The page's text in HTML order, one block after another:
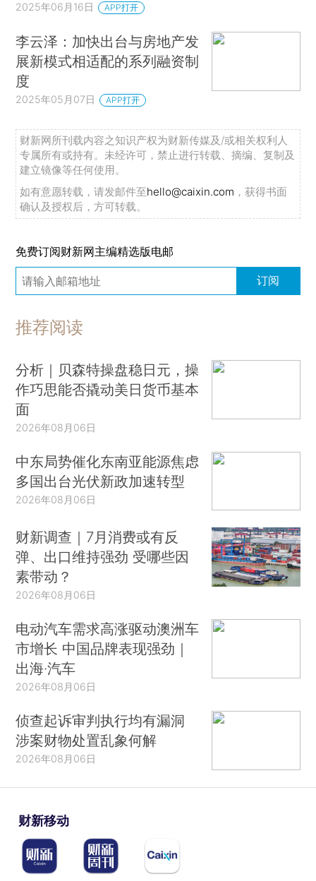
2025年06月16日 APP打开
李云泽：加快出台与房地产发
展新模式相适配的系列融资制
度
2025年05月07日 APP打开
财新网所刊载内容之知识产权为财新传媒及/或相关权利人
专属所有或持有。未经许可，禁止进行转载、摘编、复制及
建立镜像等任何使用。
如有意愿转载，请发邮件至hello@caixin.com ，获得书面
确认及授权后，方可转载。
免费订阅财新网主编精选版电邮
订阅
推荐阅读
分析｜贝森特操盘稳日元，操
作巧思能否撬动美日货币基本
面
2026年08月06日
中东局势催化东南亚能源焦虑
多国出台光伏新政加速转型
2026年08月06日
财新调查｜7月消费或有反
弹、出口维持强劲 受哪些因
素带动？
2026年08月06日
电动汽车需求高涨驱动澳洲车
市增长 中国品牌表现强劲｜
出海·汽车
2026年08月06日
侦查起诉审判执行均有漏洞
涉案财物处置乱象何解
2026年08月06日
财新移动